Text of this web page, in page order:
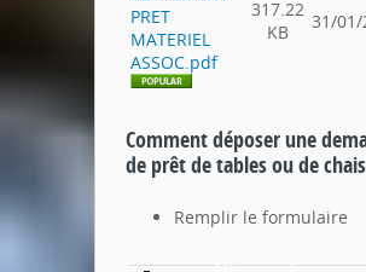
PRET
MATERIEL
ASSOC.pdf
317.22
KB
31/01/
Comment déposer une
de prêt de tables ou de
Remplir le formulaire